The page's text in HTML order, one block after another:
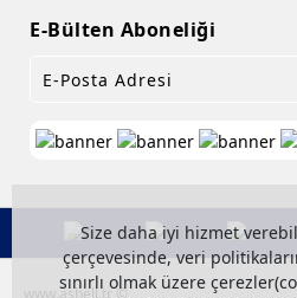
Size daha iyi hizmet
çerçevesinde, veri
sınırlı olmak üzere
E-Bülten Aboneliği